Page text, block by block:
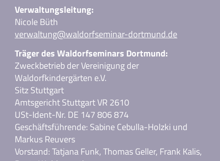
Verwaltungsleitung:
Nicole Büth
verwaltung@waldorfseminar-dortmund.de
Träger des Waldorfseminars Dortmund:
Zweckbetrieb der Vereinigung der
Waldorfkindergärten e.V.
Sitz Stuttgart
Amtsgericht Stuttgart VR 2610
USt-Ident-Nr. DE 147 806 874
Geschäftsführende: Sabine Cebulla-Holzki und
Markus Reuvers
Vorstand: Tatjana Funk, Thomas Geller, Frank Kalis,